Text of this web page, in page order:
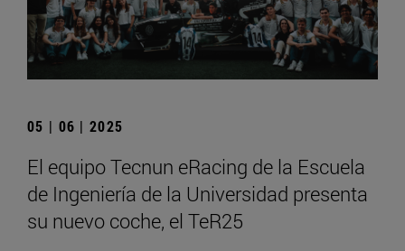
05 | 06 | 2025
El equipo Tecnun eRacing de la Escuela
de Ingeniería de la Universidad presenta
su nuevo coche, el TeR25